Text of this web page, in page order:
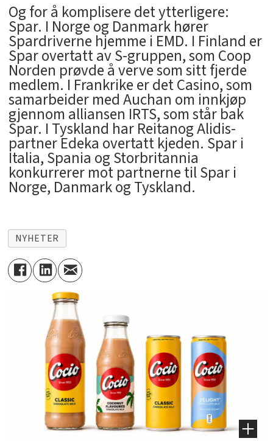
Og for å komplisere det ytterligere:
Spar. I Norge og Danmark hører
Spardriverne hjemme i EMD. I Finland er
Spar overtatt av S-gruppen, som Coop
Norden prøvde å verve som sitt fjerde
medlem. I Frankrike er det Casino, som
samarbeider med Auchan om innkjøp
gjennom alliansen IRTS, som står bak
Spar. I Tyskland har Reitanog Alidis-
partner Edeka overtatt kjeden. Spar i
Italia, Spania og Storbritannia
konkurrerer mot partnerne til Spar i
Norge, Danmark og Tyskland.
NYHETER